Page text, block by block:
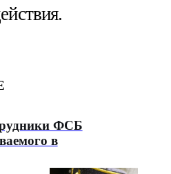
ФСБ
в